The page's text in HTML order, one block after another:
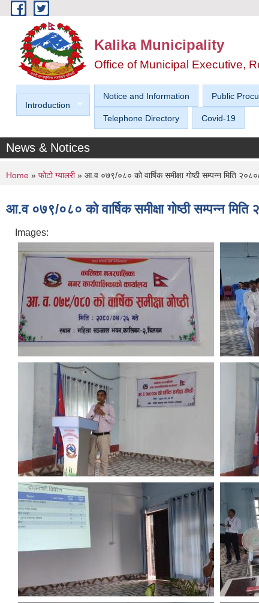
Skip to main content
Kalika Municipality
Office of Municipal Executive,
Introduction
Notice and Information Public
Telephone Directory Covid-19
News & Notices
You are here
Home » फोटो ग्यालरी» आ.व ०७९/०८० को वार्षिक समीक्षा गोष्ठी सम्पन्न मिति
आ.व ०७९/०८० को वार्षिक समीक्षा गोष्ठी सम्पन्न
Images: